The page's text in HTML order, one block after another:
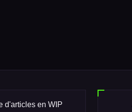
d'articles en WIP